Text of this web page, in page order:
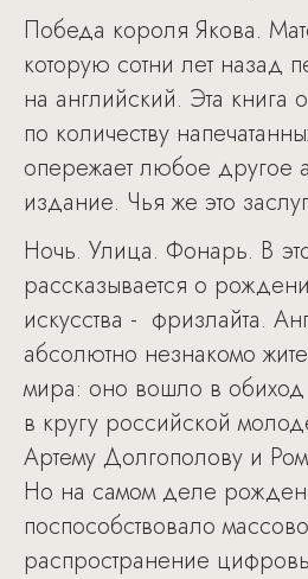
Победа короля Якова.
которую сотни лет назад
на английский. Эта книга
по количеству
опережает любое другое
издание. Чья же это
Ночь. Улица. Фонарь. В
рассказывается о
искусства - фризлайта.
абсолютно незнакомо
мира: оно вошло в
в кругу российской
Артему Долгополову и
Но на самом деле
поспособствовало
распространение